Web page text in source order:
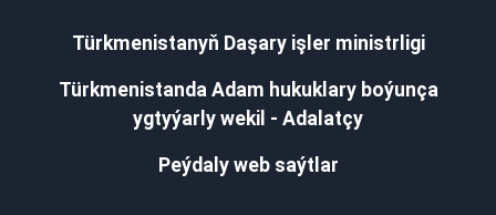
Türkmenistanyň Daşary işler ministrligi
Türkmenistanda Adam hukuklary boýunça
ygtyýarly wekil - Adalatçy
Peýdaly web saýtlar